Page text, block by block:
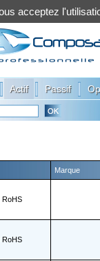
Actif Passif
Marque
RoHS
RoHS
acceptez